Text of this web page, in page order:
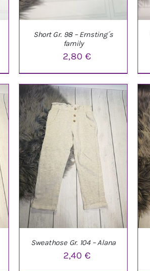
IN DEN WARENKORB
/
DETAILS
Short Gr. 98 – Ernsting´s
family
2,80 €
Sweathose Gr. 104 – Alana
2,40€